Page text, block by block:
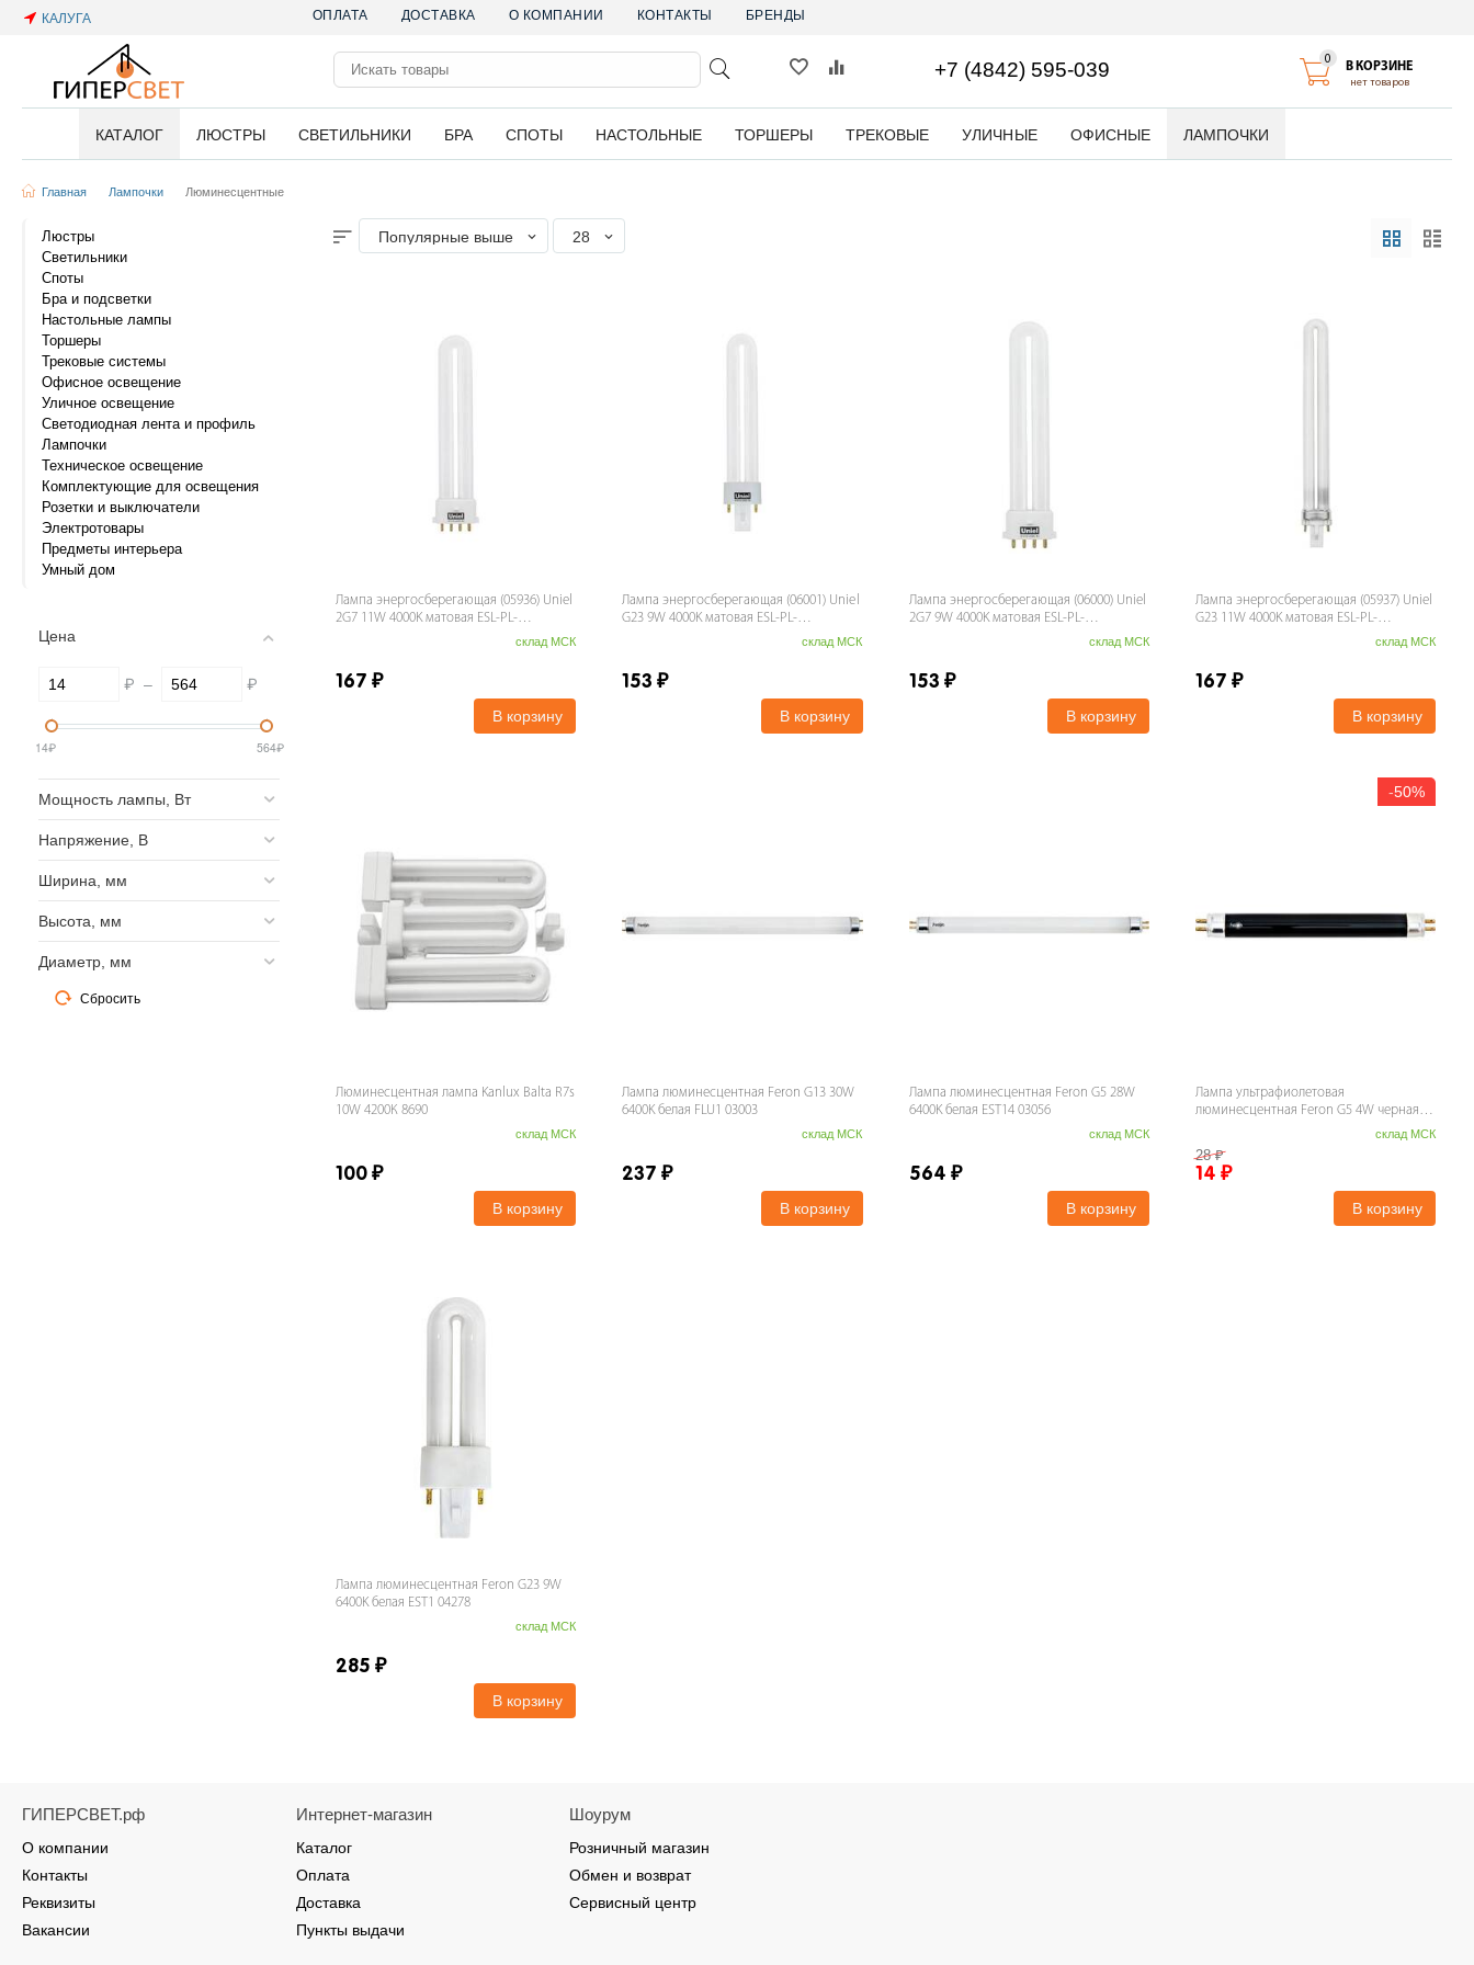
КАЛУГА ОПЛАТА ДОСТАВКА О КОМПАНИИ КОНТАКТЫ БРЕНДЫ
+7 (4842) 595-039 0
В КОРЗИНЕ
нет товаров
КАТАЛОГ ЛЮСТРЫ СВЕТИЛЬНИКИ БРА СПОТЫ НАСТОЛЬНЫЕ ТОРШЕРЫ ТРЕКОВЫЕ УЛИЧНЫЕ ОФИСНЫЕ ЛАМПОЧКИ
Главная Лампочки Люминесцентные
Популярные выше 28
Лампа энергосберегающая (05936) Uniel
2G7 11W 4000K матовая ESL-PL-
склад МСК
167 ₽
В корзину
Лампа энергосберегающая (06001) Uniel
G23 9W 4000K матовая ESL-PL-
склад МСК
153 ₽
В корзину
Лампа энергосберегающая (06000) Uniel
2G7 9W 4000K матовая ESL-PL-
склад МСК
153 ₽
В корзину
Лампа энергосберегающая (05937) Uniel
G23 11W 4000K матовая ESL-PL-
склад МСК
167 ₽
В корзину
Люминесцентная лампа Kanlux Balta R7s
10W 4200К 8690
склад МСК
100 ₽
В корзину
Лампа люминесцентная Feron G13 30W
6400K белая FLU1 03003
склад МСК
237 ₽
В корзину
Лампа люминесцентная Feron G5 28W
6400K белая EST14 03056
склад МСК
564 ₽
В корзину
-50%
Лампа ультрафиолетовая
люминесцентная Feron G5 4W черная
склад МСК
28₽
14 ₽
В корзину
Лампа люминесцентная Feron G23 9W
6400K белая EST1 04278
склад МСК
285 ₽
В корзину
Люстры
Светильники
Споты
Бра и подсветки
Настольные лампы
Торшеры
Трековые системы
Офисное освещение
Уличное освещение
Светодиодная лента и профиль
Лампочки
Техническое освещение
Комплектующие для освещения
Розетки и выключатели
Электротовары
Предметы интерьера
Умный дом
Цена
₽ – ₽
14₽ 564₽
Мощность лампы, Вт
Напряжение, В
Ширина, мм
Высота, мм
Диаметр, мм
Сбросить
ГИПЕРСВЕТ.рф
О компании
Контакты
Реквизиты
Вакансии
Интернет-магазин
Каталог
Оплата
Доставка
Пункты выдачи
Шоурум
Розничный магазин
Обмен и возврат
Сервисный центр